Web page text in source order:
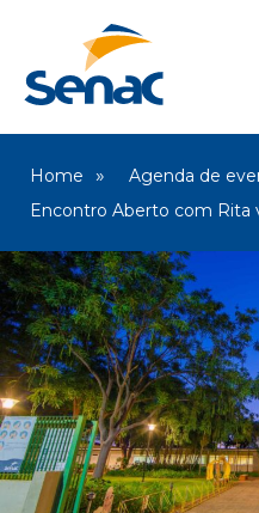
Home Agenda de
Encontro Aberto com Rita